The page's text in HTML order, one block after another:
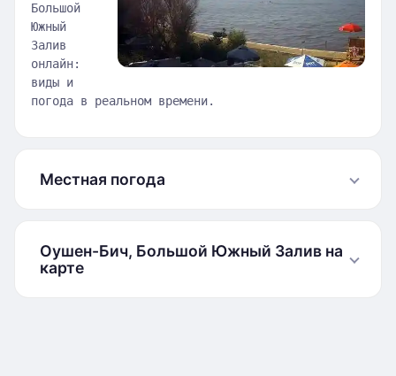
Большой
Южный
Залив
онлайн:
виды и
погода в реальном времени.
Местная погода
Оушен-Бич, Большой Южный Залив на
карте